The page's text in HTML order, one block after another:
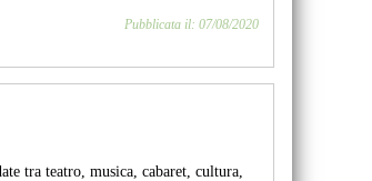
Pubblicata il: 07/08/2020
tra teatro, musica, cabaret, cultura,